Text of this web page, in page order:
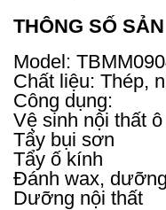
THÔNG SỐ
Model:
Chất liệu: Thép,
Công dụng:
Vệ sinh nội thất
Tẩy bụi sơn
Tẩy ố kính
Đánh wax,
Dưỡng nội thất